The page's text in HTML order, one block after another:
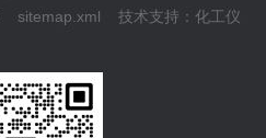
sitemap.xml 技术支持：化工仪